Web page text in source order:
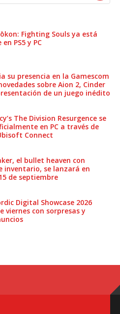
Fighting Souls ya está
PS5 y PC
su presencia en la Gamescom
sobre Aion 2, Cinder
de un juego inédito
The Division Resurgence se
en PC a través de
Connect
el bullet heaven con
inventario, se lanzará en
de septiembre
Digital Showcase 2026
viernes con sorpresas y